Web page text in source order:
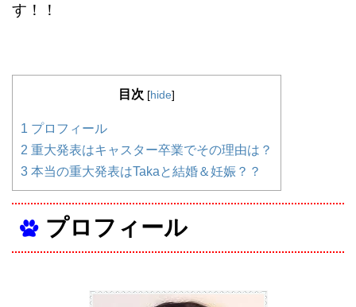
す！！
目次 [hide]
1 プロフィール
2 重大発表はキャスター卒業でその理由は？
3 本当の重大発表はTakaと結婚＆妊娠？？
プロフィール